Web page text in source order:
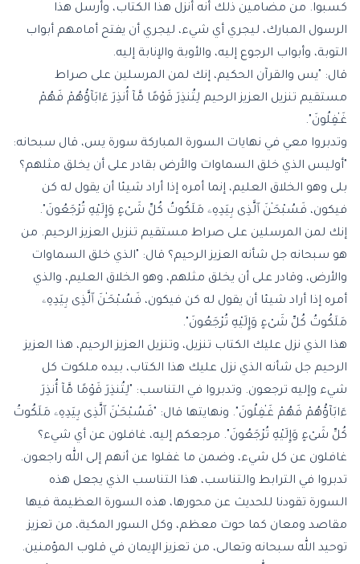
كسبوا. من مضامين ذلك أنه أنزل هذا الكتاب، وأرسل هذا
الرسول المبارك، ليجري أي شيء، ليجري أن يفتح أمامهم أبواب
التوبة، وأبواب الرجوع إليه، والأوبة والإنابة إليه.
قال: "يس والقرآن الحكيم، إنك لمن المرسلين على صراط
مستقيم تنزيل العزيز الرحيم لِتُنذِرَ قَوْمًا مَّآ أُنذِرَ ءَابَآؤُهُمْ فَهُمْ
غَـٰفِلُونَ".
وتدبروا معي في نهايات السورة المباركة سورة يس، قال سبحانه:
"أوليس الذي خلق السماوات والأرض بقادر على أن يخلق مثلهم؟
بلى وهو الخلاق العليم، إنما أمره إذا أراد شيئا أن يقول له كن
فيكون، فَسُبْحَـٰنَ ٱلَّذِى بِيَدِهِۦ مَلَكُوتُ كُلِّ شَىْءٍ وَإِلَيْهِ تُرْجَعُونَ".
إنك لمن المرسلين على صراط مستقيم تنزيل العزيز الرحيم. من
هو سبحانه جل شأنه العزيز الرحيم؟ قال: "الذي خلق السماوات
والأرض، وقادر على أن يخلق مثلهم، وهو الخلاق العليم، والذي
أمره إذا أراد شيئا أن يقول له كن فيكون، فَسُبْحَـٰنَ ٱلَّذِى بِيَدِهِۦ
مَلَكُوتُ كُلِّ شَىْءٍ وَإِلَيْهِ تُرْجَعُونَ".
هذا الذي نزل عليك الكتاب تنزيل، وتنزيل العزيز الرحيم، هذا العزيز
الرحيم جل شأنه الذي نزل عليك هذا الكتاب، بيده ملكوت كل
شيء وإليه ترجعون. وتدبروا في التناسب: "لِتُنذِرَ قَوْمًا مَّآ أُنذِرَ
ءَابَآؤُهُمْ فَهُمْ غَـٰفِلُونَ". ونهايتها قال: "فَسُبْحَـٰنَ ٱلَّذِى بِيَدِهِۦ مَلَكُوتُ
كُلِّ شَىْءٍ وَإِلَيْهِ تُرْجَعُونَ". مرجعكم إليه، غافلون عن أي شيء؟
غافلون عن كل شيء، وضمن ما غفلوا عن أنهم إلى الله راجعون.
تدبروا في الترابط والتناسب، هذا التناسب الذي يجعل هذه
السورة تقودنا للحديث عن محورها، هذه السورة العظيمة فيها
مقاصد ومعان كما حوت معظم، وكل السور المكية، من تعزيز
توحيد الله سبحانه وتعالى، من تعزيز الإيمان في قلوب المؤمنين.